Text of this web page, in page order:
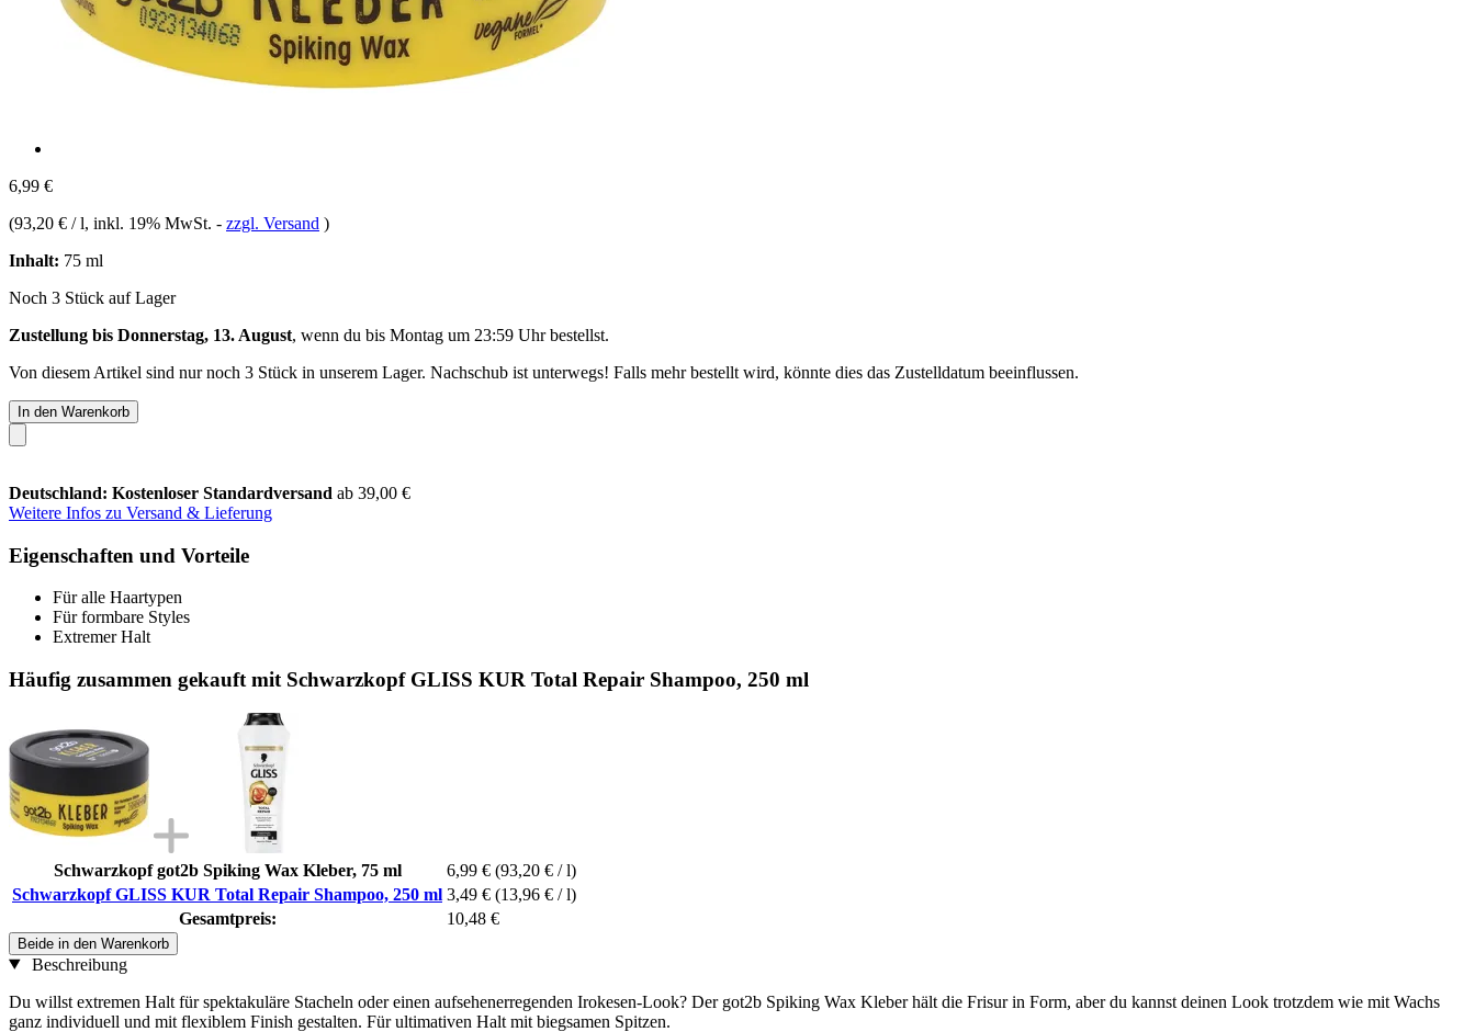
6,99 €
(93,20 € / l, inkl. 19% MwSt. - zzgl. Versand )
Inhalt: 75 ml
Noch 3 Stück auf Lager
Zustellung bis Donnerstag, 13. August, wenn du bis Montag um 23:59 Uhrbestellst.
Von diesem Artikel sind nur noch 3 Stück in unserem Lager. Nachschub ist unterwegs! Falls mehr bestellt wird, könnte dies das Zustelldatum beeinflussen.
In den Warenkorb
Deutschland: Kostenloser Standardversand ab 39,00 €
Weitere Infos zu Versand & Lieferung
Eigenschaften und Vorteile
Für alle Haartypen
Für formbare Styles
Extremer Halt
Häufig zusammen gekauft mit Schwarzkopf GLISS KUR Total Repair Shampoo, 250 ml
Schwarzkopf got2b Spiking Wax Kleber, 75 ml 6,99 € (93,20 € / l)
Schwarzkopf GLISS KUR Total Repair Shampoo, 250 ml 3,49 € (13,96 € / l)
Gesamtpreis:
10,48 €
Beide in den Warenkorb
Beschreibung
Du willst extremen Halt für spektakuläre Stacheln oder einen aufsehenerregenden Irokesen-Look? Der got2b Spiking Wax Kleber hält die Frisur in Form, aber du kannst deinen Look trotzdem wie mit Wachs
ganz individuell und mit flexiblem Finish gestalten. Für ultimativen Halt mit biegsamen Spitzen.